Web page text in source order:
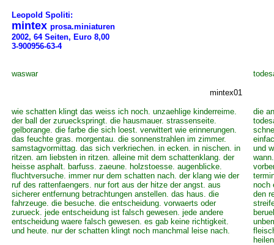
Leopold Spoliti:
mintex prosa.miniaturen
2002, 64 Seiten, Euro 8,00
3-900956-63-4
waswar
mintex01
wie schatten klingt das weiss ich noch. unzaehlige kinderreime.
der ball der zurueckspringt. die hausmauer. strassenseite.
gelborange. die farbe die sich loest. verwittert wie erinnerungen.
das feuchte gras. morgentau. die sonnenstrahlen im zimmer.
samstagvormittag. das sich verkriechen. in ecken. in nischen. in
ritzen. am liebsten in ritzen. alleine mit dem schattenklang. der
heisse asphalt. barfuss. zaeune. holzstoesse. augenblicke.
fluchtversuche. immer nur dem schatten nach. der klang wie der
ruf des rattenfaengers. nur fort aus der hitze der angst. aus
sicherer entfernung betrachtungen anstellen. das haus. die
fahrzeuge. die besuche. die entscheidung. vorwaerts oder
zurueck. jede entscheidung ist falsch gewesen. jede andere
entscheidung waere falsch gewesen. es gab keine richtigkeit.
und heute. nur der schatten klingt noch manchmal leise nach.
die
und
noch
den